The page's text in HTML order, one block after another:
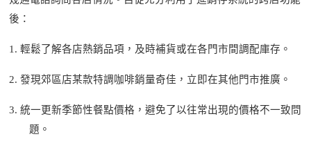
後：
1.輕鬆了解各店熱銷品項，及時補貨或在各門市間調配庫存。
2.發現郊區店某款特調咖啡銷量奇佳，立即在其他門市推廣。
3.統一更新季節性餐點價格，避免了以往常出現的價格不一致問
題。